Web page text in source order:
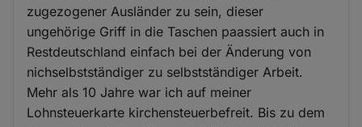
zugezogener Ausländer zu sein, dieser
ungehörige Griff in die Taschen paassiert auch in
Restdeutschland einfach bei der Änderung von
nichselbstständiger zu selbstständiger Arbeit.
Mehr als 10 Jahre war ich auf meiner
Lohnsteuerkarte kirchensteuerbefreit. Bis zu dem